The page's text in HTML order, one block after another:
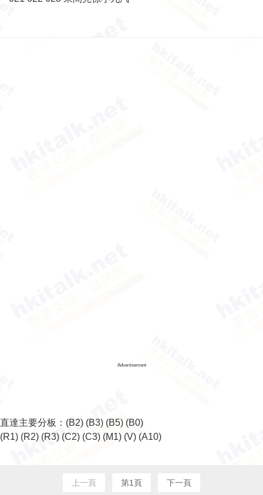
Advertisement
直達主要分板： (B2) (B3) (B5) (B0)
(R1) (R2) (R3) (C2) (C3) (M1) (V) (A10)
上一頁 第1頁 下一頁